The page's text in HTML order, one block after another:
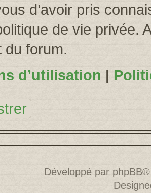
d’avoir pris
de vie privée.
du forum.
d’utilisation |
Développé par phpBB®